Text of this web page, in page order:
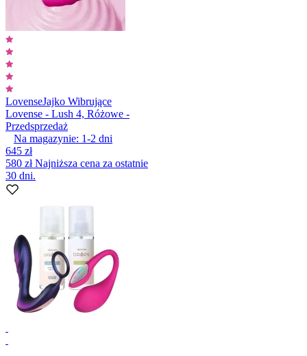
LovenseJajko Wibrujące
Lovense - Lush 4, Różowe -
Przedsprzedaż
Na magazynie: 1-2 dni
645 zł
580 złNajniższa cena za ostatnie
30 dni.